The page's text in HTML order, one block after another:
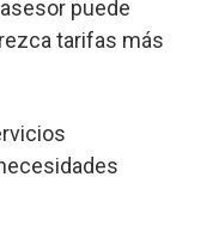
puede
tarifas más